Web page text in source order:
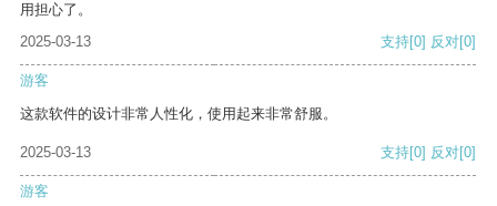
用担心了。
2025-03-13
支持[0] 反对[0]
游客
这款软件的设计非常人性化，使用起来非常舒服。
2025-03-13 支持[0] 反对[0]
游客